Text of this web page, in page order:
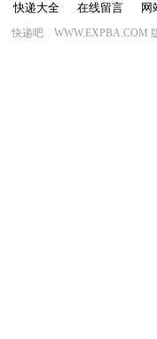
快递大全 在线留言 网
快递吧 WWW.EXPBA.COM